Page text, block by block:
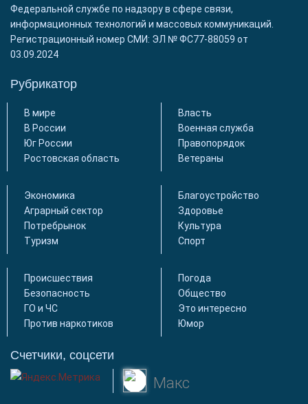
Федеральной службе по надзору в сфере связи,
информационных технологий и массовых коммуникаций.
Регистрационный номер СМИ: ЭЛ № ФС77-88059 от
03.09.2024
Рубрикатор
В мире
В России
Юг России
Ростовская область
Власть
Военная служба
Правопорядок
Ветераны
Экономика
Аграрный сектор
Потребрынок
Туризм
Благоустройство
Здоровье
Культура
Спорт
Происшествия
Безопасность
ГО и ЧС
Против наркотиков
Погода
Общество
Это интересно
Юмор
Счетчики, соцсети
Макс